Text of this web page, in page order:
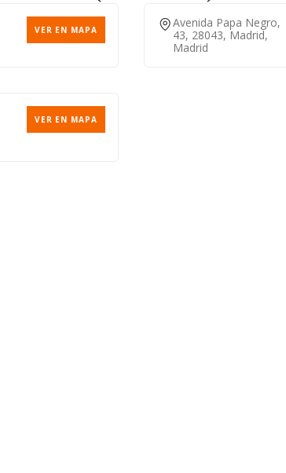
VER EN MAPA
Avenida Papa Negro,
43, 28043, Madrid,
Madrid
VER EN MAPA